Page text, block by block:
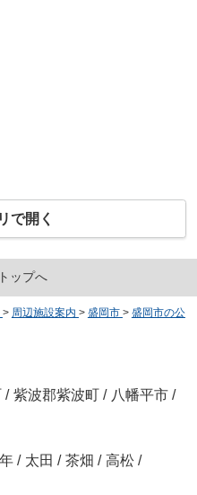
で開く
ップへ
> 周辺施設案内 > 盛岡市 > 盛岡市の公
/ 紫波郡紫波町 / 八幡平市 /
/ 太田 / 茶畑 / 高松 /